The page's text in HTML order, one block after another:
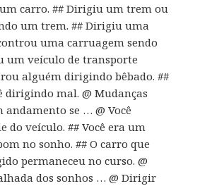
carro. ## Dirigiu um trem ou
um trem. ## Dirigiu uma
uma carruagem sendo
um veículo de transporte
alguém dirigindo bêbado. ##
dirigindo mal. @ Mudanças
andamento se … @ Você
do veículo. ## Você era um
no sonho. ## O carro que
permaneceu no curso. @
dos sonhos … @ Dirigir